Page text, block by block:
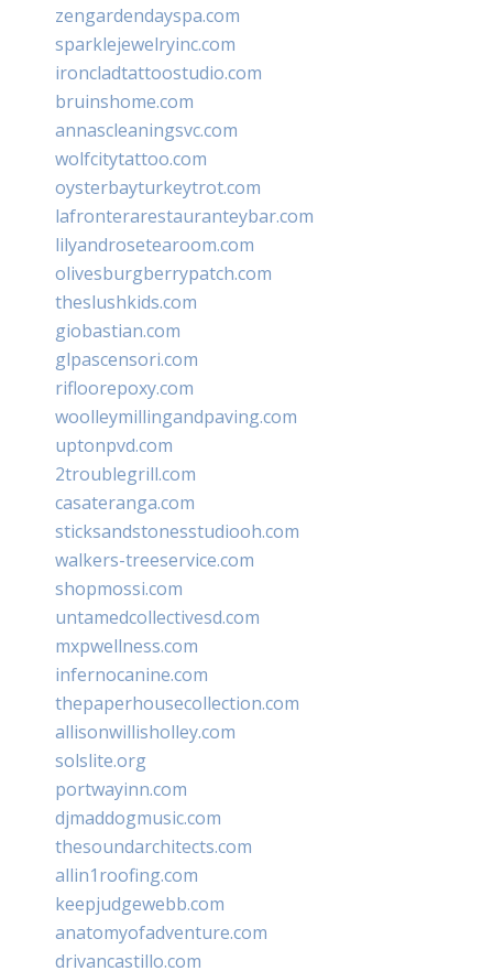
zengardendayspa.com
sparklejewelryinc.com
ironcladtattoostudio.com
bruinshome.com
annascleaningsvc.com
wolfcitytattoo.com
oysterbayturkeytrot.com
lafronterarestauranteybar.com
lilyandrosetearoom.com
olivesburgberrypatch.com
theslushkids.com
giobastian.com
glpascensori.com
rifloorepoxy.com
woolleymillingandpaving.com
uptonpvd.com
2troublegrill.com
casateranga.com
sticksandstonesstudiooh.com
walkers-treeservice.com
shopmossi.com
untamedcollectivesd.com
mxpwellness.com
infernocanine.com
thepaperhousecollection.com
allisonwillisholley.com
solslite.org
portwayinn.com
djmaddogmusic.com
thesoundarchitects.com
allin1roofing.com
keepjudgewebb.com
anatomyofadventure.com
drivancastillo.com